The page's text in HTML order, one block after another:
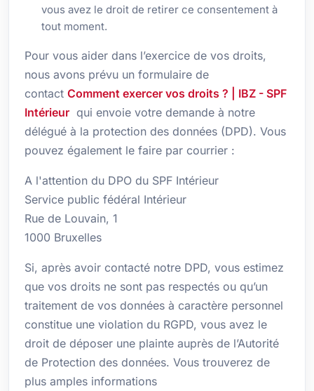
vous avez le droit de retirer ce consentement à
tout moment.
Pour vous aider dans l’exercice de vos droits,
nous avons prévu un formulaire de
contact Comment exercer vos droits ? | IBZ - SPF
Intérieur qui envoie votre demande à notre
délégué à la protection des données (DPD). Vous
pouvez également le faire par courrier :
A l'attention du DPO du SPF Intérieur
Service public fédéral Intérieur
Rue de Louvain, 1
1000 Bruxelles
Si, après avoir contacté notre DPD, vous estimez
que vos droits ne sont pas respectés ou qu’un
traitement de vos données à caractère personnel
constitue une violation du RGPD, vous avez le
droit de déposer une plainte auprès de l’Autorité
de Protection des données. Vous trouverez de
plus amples informations